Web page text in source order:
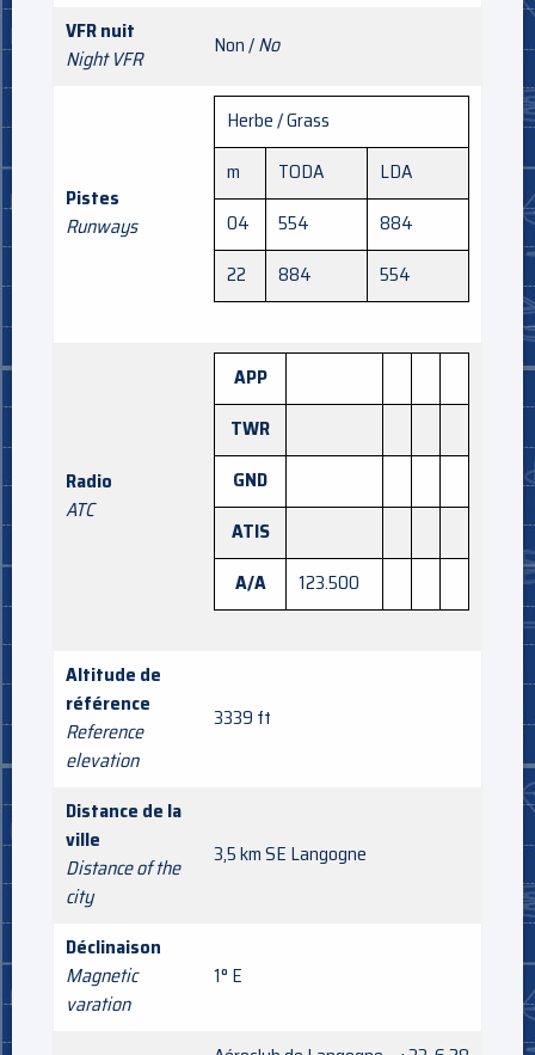
VFR nuit
Night VFR
Non /No
Pistes
Runways
Herbe / Grass
m
TODA
LDA
04
554
884
22
884 554
Radio
ATC
APP
TWR
GND
ATIS
A/A
123.500
Altitude de
référence
Reference
elevation
3339 ft
Distance de la
ville
Distance of the
city
3,5 km SE Langogne
Déclinaison
Magnetic
varation
1° E